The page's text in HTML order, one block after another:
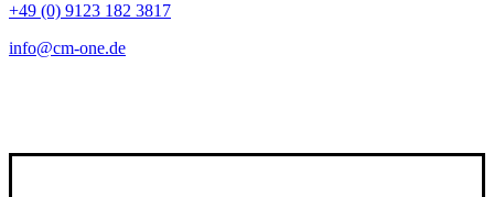
+49 (0) 9123 182 3817
info@cm-one.de